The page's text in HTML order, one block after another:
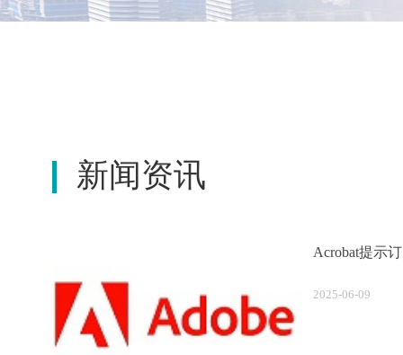
新闻资讯
Acrobat提示
2025-06-09